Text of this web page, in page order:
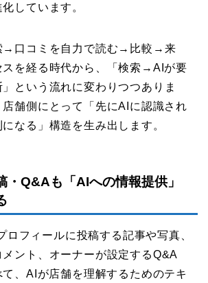
しています。
→口コミを自力で読む→比較→来
スを経る時代から、「検索→AIが要
という流れに変わりつつありま
舗側にとって「先にAIに認識され
なる」構造を生み出します。
・Q&Aも「AIへの情報提供」
ロフィールに投稿する記事や写真、
ント、オーナーが設定するQ&A
、AIが店舗を理解するためのテキ